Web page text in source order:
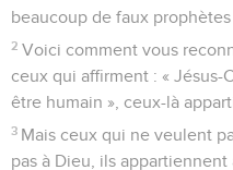
beaucoup de faux
2 Voici comment vous
ceux qui affirment : «
être humain », ceux-là
3 Mais ceux qui ne veulent
pas à Dieu, ils